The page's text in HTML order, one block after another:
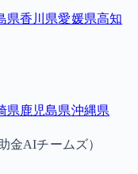
県香川県愛媛県高知
県鹿児島県沖縄県
金AIチームズ）